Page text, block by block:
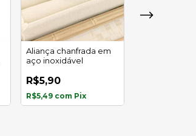
Aliança chanfrada em
aço inoxidável
R$5,90
R$5,49 com Pix